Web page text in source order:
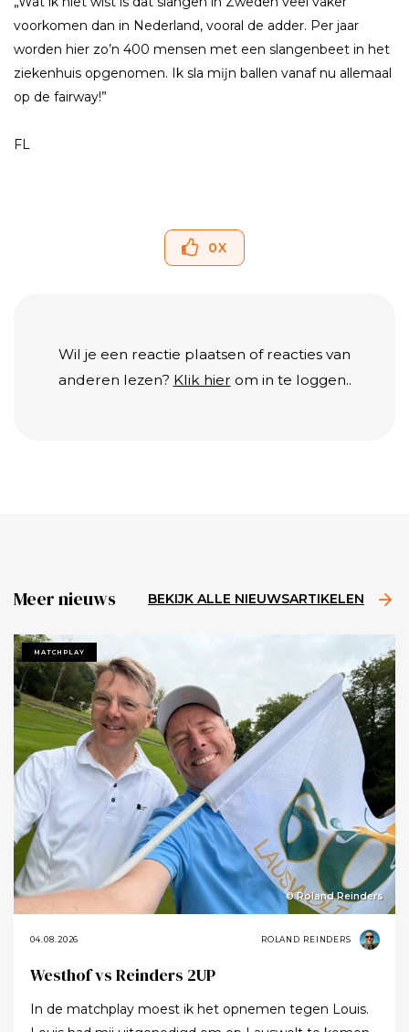
voorkomen dan in Nederland, vooral de adder. Per jaar
worden hier zo’n 400 mensen met een slangenbeet in het
ziekenhuis opgenomen. Ik sla mĳn ballen vanaf nu allemaal
op de fairway!”
FL
0X
Wil je een reactie plaatsen of reacties van
anderen lezen? Klik hier om in te loggen..
Meer nieuws BEKIJK ALLE NIEUWSARTIKELEN
MATCHPLAY
© Roland Reinders
04.08.2026 ROLAND REINDERS
Westhof vs Reinders 2UP
In de matchplay moest ik het opnemen tegen Louis.